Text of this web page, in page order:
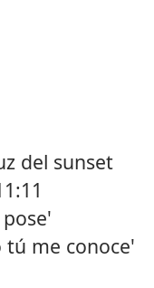
del sunset
tú me conoce'